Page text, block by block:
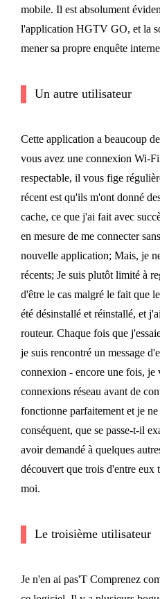
mobile. Il est absolument
l'application HGTV GO, et la
mener sa propre enquête
Un autre utilisateur
Cette application a beaucoup
vous avez une connexion Wi-
respectable, il vous fige
récent est qu'ils m'ont donné
cache, ce que j'ai fait avec
en mesure de me connecter
nouvelle application; Mais, je
récents; Je suis plutôt limité à
d'être le cas malgré le fait que
été désinstallé et réinstallé, et
routeur. Chaque fois que
je suis rencontré un message
connexion - encore une fois, je
connexions réseau avant de
fonctionne parfaitement et je
conséquent, que se passe-t-il
avoir demandé à quelques
découvert que trois d'entre eux
moi.
Le troisième utilisateur
Je n'en ai pas'T Comprenez